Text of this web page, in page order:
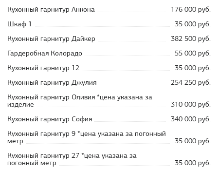
Кухонный гарнитур Анкона
176 000 руб.
Шкаф 1
35 000 руб.
Кухонный гарнитур Дайкер
382 500 руб.
Гардеробная Колорадо
55 000 руб.
Кухонный гарнитур 12
35 000 руб.
Кухонный гарнитур Джулия
254 250 руб.
Кухонный гарнитур Оливия *цена указана за
изделие
310 000 руб.
Кухонный гарнитур София
340 000 руб.
Кухонный гарнитур 9 *цена указана за погонный
метр
35 000 руб.
Кухонный гарнитур 27 *цена указана за
погонный метр
35 000 руб.